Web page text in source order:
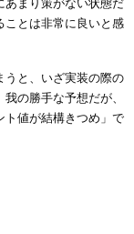
あまり策がない状態だ
ことは非常に良いと感
うと、いざ実装の際の
の勝手な予想だが、
ト値が結構きつめ」で